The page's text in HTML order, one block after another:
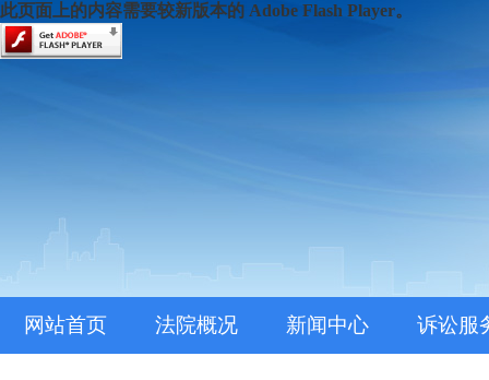
此页面上的内容需要较新版本的 Adobe Flash Player。
网站首页 法院概况 新闻中心 诉讼服